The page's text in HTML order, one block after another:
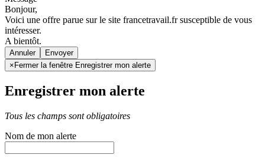
Bonjour,
Voici une offre parue sur le site francetravail.fr susceptible de vous
intéresser.
A bientôt.
Annuler
× Fermer la fenêtre Enregistrer mon alerte
Enregistrer mon alerte
Tous les champs sont obligatoires
Nom de mon alerte